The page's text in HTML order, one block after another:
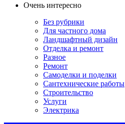
Очень интересно
Без рубрики
Для частного дома
Ландшафтный дизайн
Отделка и ремонт
Разное
Ремонт
Самоделки и поделки
Сантехнические работы
Строительство
Услуги
Электрика